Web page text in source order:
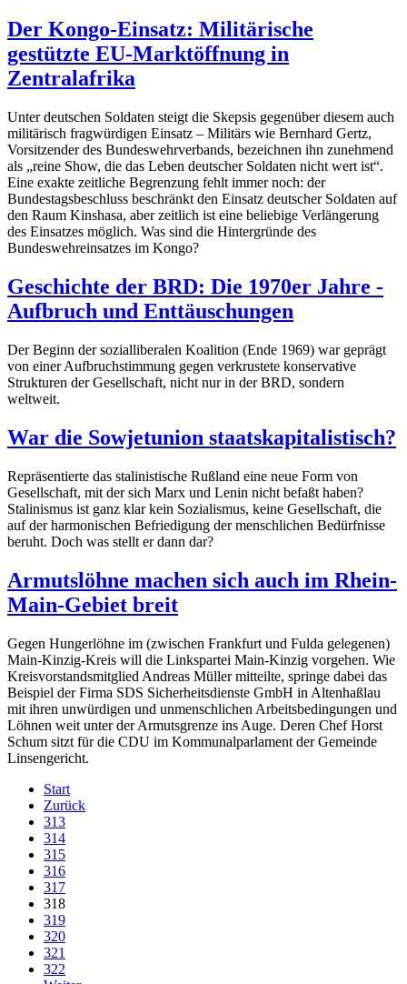
Der Kongo-Einsatz: Militärische
gestützte EU-Marktöffnung in
Zentralafrika
Unter deutschen Soldaten steigt die Skepsis gegenüber diesem auch
militärisch fragwürdigen Einsatz – Militärs wie Bernhard Gertz,
Vorsitzender des Bundeswehrverbands, bezeichnen ihn zunehmend
als „reine Show, die das Leben deutscher Soldaten nicht wert ist“.
Eine exakte zeitliche Begrenzung fehlt immer noch: der
Bundestagsbeschluss beschränkt den Einsatz deutscher Soldaten auf
den Raum Kinshasa, aber zeitlich ist eine beliebige Verlängerung
des Einsatzes möglich. Was sind die Hintergründe des
Bundeswehreinsatzes im Kongo?
Geschichte der BRD: Die 1970er Jahre -
Aufbruch und Enttäuschungen
Der Beginn der sozialliberalen Koalition (Ende 1969) war geprägt
von einer Aufbruchstimmung gegen verkrustete konservative
Strukturen der Gesellschaft, nicht nur in der BRD, sondern
weltweit.
War die Sowjetunion staatskapitalistisch?
Repräsentierte das stalinistische Rußland eine neue Form von
Gesellschaft, mit der sich Marx und Lenin nicht befaßt haben?
Stalinismus ist ganz klar kein Sozialismus, keine Gesellschaft, die
auf der harmonischen Befriedigung der menschlichen Bedürfnisse
beruht. Doch was stellt er dann dar?
Armutslöhne machen sich auch im Rhein-
Main-Gebiet breit
Gegen Hungerlöhne im (zwischen Frankfurt und Fulda gelegenen)
Main-Kinzig-Kreis will die Linkspartei Main-Kinzig vorgehen. Wie
Kreisvorstandsmitglied Andreas Müller mitteilte, springe dabei das
Beispiel der Firma SDS Sicherheitsdienste GmbH in Altenhaßlau
mit ihren unwürdigen und unmenschlichen Arbeitsbedingungen und
Löhnen weit unter der Armutsgrenze ins Auge. Deren Chef Horst
Schum sitzt für die CDU im Kommunalparlament der Gemeinde
Linsengericht.
Start
Zurück
313
314
315
316
317
318
319
320
321
322